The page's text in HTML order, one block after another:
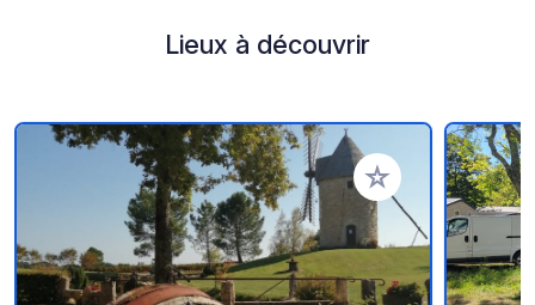
Lieux à découvrir
Ajouter à vos